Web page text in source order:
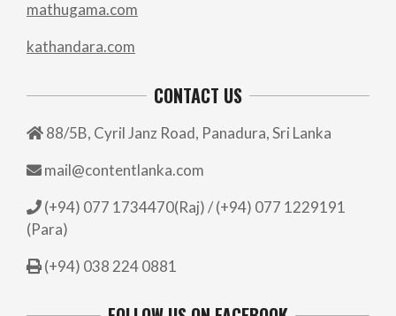
mathugama.com
kathandara.com
CONTACT US
88/5B, Cyril Janz Road, Panadura, Sri Lanka
mail@contentlanka.com
(+94) 077 1734470(Raj) / (+94) 077 1229191
(Para)
(+94) 038 224 0881